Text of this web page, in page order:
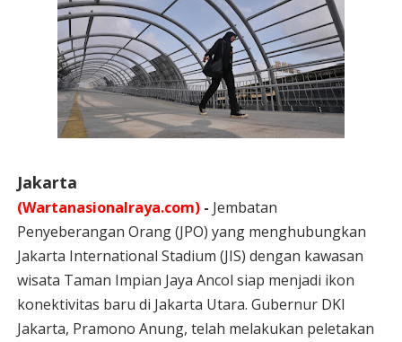
Jakarta
(Wartanasionalraya.com)- Jembatan
Penyeberangan Orang (JPO) yang menghubungkan
Jakarta International Stadium (JIS) dengan kawasan
wisata Taman Impian Jaya Ancol siap menjadi ikon
konektivitas baru di Jakarta Utara. Gubernur DKI
Jakarta, Pramono Anung, telah melakukan peletakan